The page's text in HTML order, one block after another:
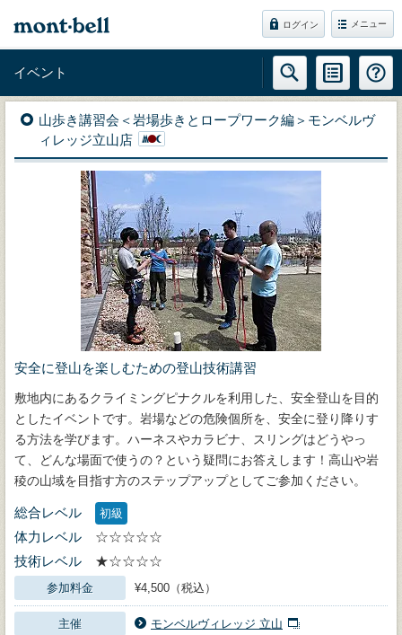
ログイン メニュー
イベント
山歩き講習会＜岩場歩きとロープワーク編＞モンベルヴ
ィレッジ立山店
安全に登山を楽しむための登山技術講習
敷地内にあるクライミングピナクルを利用した、安全登山を目的
としたイベントです。岩場などの危険個所を、安全に登り降りす
る方法を学びます。ハーネスやカラビナ、スリングはどうやっ
て、どんな場面で使うの？という疑問にお答えします！高山や岩
稜の山域を目指す方のステップアップとしてご参加ください。
総合レベル 初級
体力レベル
☆☆☆☆☆
技術レベル
★☆☆☆☆
参加料金 ¥4,500（税込）
主催 モンベルヴィレッジ 立山